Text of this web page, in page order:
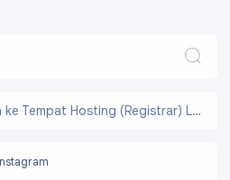
Cara Transfer Domain ke Tempat Hosting (Registrar) Lain